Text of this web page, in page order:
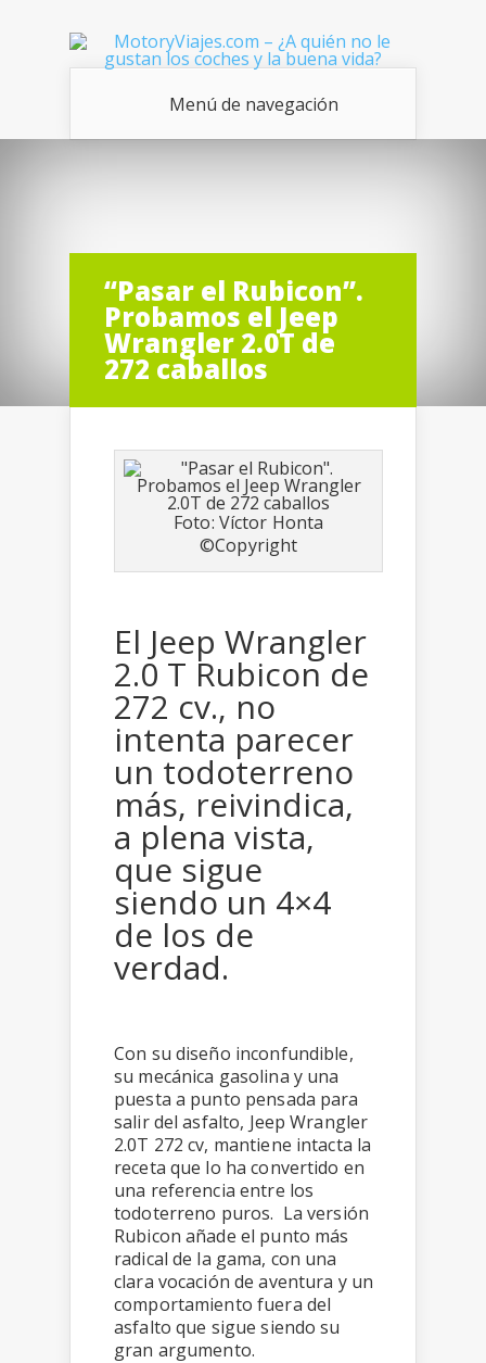
Menú de navegación
“Pasar el Rubicon”.
Probamos el Jeep
Wrangler 2.0T de
272 caballos
Foto: Víctor Honta
©Copyright
El Jeep Wrangler
2.0 T Rubicon de
272 cv., no
intenta parecer
un todoterreno
más, reivindica,
a plena vista,
que sigue
siendo un 4×4
de los de
verdad.
Con su diseño inconfundible,
su mecánica gasolina y una
puesta a punto pensada para
salir del asfalto, Jeep Wrangler
2.0T 272 cv, mantiene intacta la
receta que lo ha convertido en
una referencia entre los
todoterreno puros. La versión
Rubicon añade el punto más
radical de la gama, con una
clara vocación de aventura y un
comportamiento fuera del
asfalto que sigue siendo su
gran argumento.